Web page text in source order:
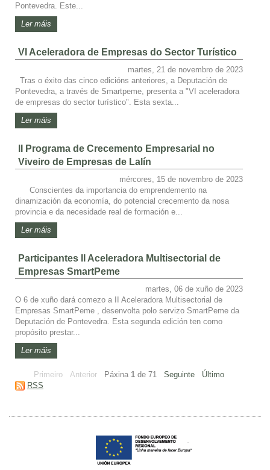
Pontevedra. Este...
Ler máis
VI Aceleradora de Empresas do Sector Turístico
martes, 21 de novembro de 2023
Tras o éxito das cinco edicións anteriores, a Deputación de
Pontevedra, a través de Smartpeme, presenta a "VI aceleradora
de empresas do sector turístico". Esta sexta...
Ler máis
II Programa de Crecemento Empresarial no
Viveiro de Empresas de Lalín
mércores, 15 de novembro de 2023
Conscientes da importancia do emprendemento na
dinamización da economía, do potencial crecemento da nosa
provincia e da necesidade real de formación e...
Ler máis
Participantes II Aceleradora Multisectorial de
Empresas SmartPeme
martes, 06 de xuño de 2023
O 6 de xuño dará comezo a II Aceleradora Multisectorial de
Empresas SmartPeme , desenvolta polo servizo SmartPeme da
Deputación de Pontevedra. Esta segunda edición ten como
propósito prestar...
Ler máis
Primeiro Anterior Páxina 1 de 71 Seguinte
Último
RSS